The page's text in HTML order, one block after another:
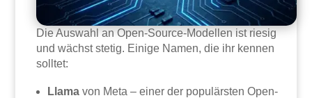
Die Auswahl an Open-Source-Modellen ist riesig
und wächst stetig. Einige Namen, die ihr kennen
solltet:
Llama von Meta – einer der populärsten Open-